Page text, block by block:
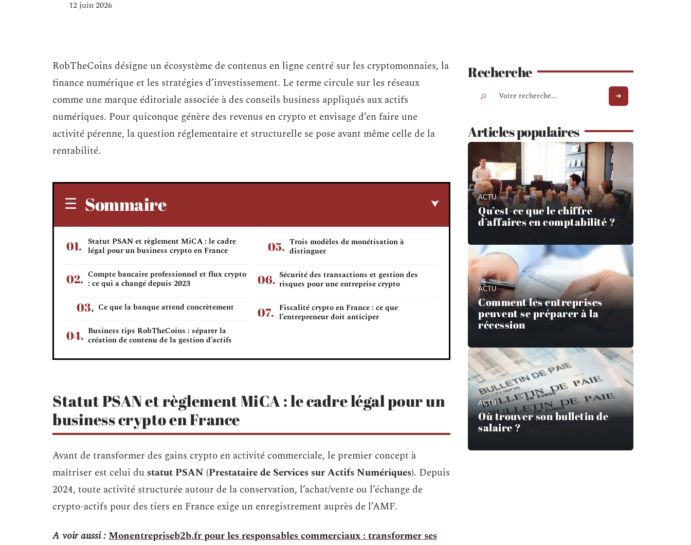
12 juin 2026
RobTheCoins désigne un écosystème de contenus en ligne centré sur les cryptomonnaies, la
finance numérique et les stratégies d’investissement. Le terme circule sur les réseaux
comme une marque éditoriale associée à des conseils business appliqués aux actifs
numériques. Pour quiconque génère des revenus en crypto et envisage d’en faire une
activité pérenne, la question réglementaire et structurelle se pose avant même celle de la
rentabilité.
Sommaire
Statut PSAN et règlement MiCA : le cadre
légal pour un business crypto en France
Compte bancaire professionnel et flux crypto
: ce qui a changé depuis 2023
Ce que la banque attend concrètement
Business tips RobTheCoins : séparer la
création de contenu de la gestion d’actifs
Trois modèles de monétisation à
distinguer
Sécurité des transactions et gestion des
risques pour une entreprise crypto
Fiscalité crypto en France : ce que
l’entrepreneur doit anticiper
Statut PSAN et règlement MiCA : le cadre légal pour un
business crypto en France
Avant de transformer des gains crypto en activité commerciale, le premier concept à
maîtriser est celui du statut PSAN (Prestataire de Services sur Actifs Numériques). Depuis
2024, toute activité structurée autour de la conservation, l’achat/vente ou l’échange de
crypto-actifs pour des tiers en France exige un enregistrement auprès de l’AMF.
A voir aussi :Monentrepriseb2b.fr pour les responsables commerciaux : transformer ses
Recherche
Articles populaires
ACTU
Qu’est-ce que le chiffre
d’affaires en comptabilité ?
ACTU
Comment les entreprises
peuvent se préparer à la
récession
ACTU
Où trouver son bulletin de
salaire ?